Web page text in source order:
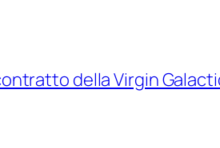
della Virgin